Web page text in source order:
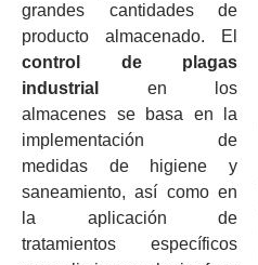
grandes cantidades de
producto almacenado. El
control de plagas
industrial
en los
almacenes se basa en la
implementación de
medidas de higiene y
saneamiento, así como en
la aplicación de
tratamientos específicos